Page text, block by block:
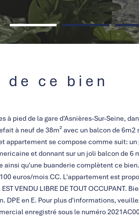
de ce bien
à pied de la gare d'Asnières-Sur-Seine,
à neuf de 38m² avec un balcon de 6m2
appartement se compose comme suit: un
et donnant sur un joli balcon de 6
ainsi qu'une buanderie complètent ce
euros/mois CC. L'appartement est
VENDU LIBRE DE TOUT OCCUPANT.
DPE en E. Pour plus d'informations,
enregistré sous le numéro